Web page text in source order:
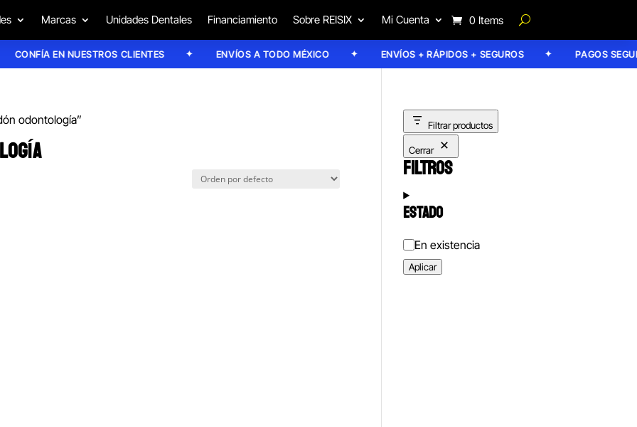
Marcas Unidades Dentales Financiamiento Sobre REISIX Mi Cuenta 0 Items
CONFÍA EN NUESTROS CLIENTES ENVÍOS A TODO MÉXICO ENVÍOS + RÁPIDOS + SEGUROS PAGOS
odontología” Filtrar productos
Cerrar
FILTROS
ESTADO
Estado
En existencia
Aplicar